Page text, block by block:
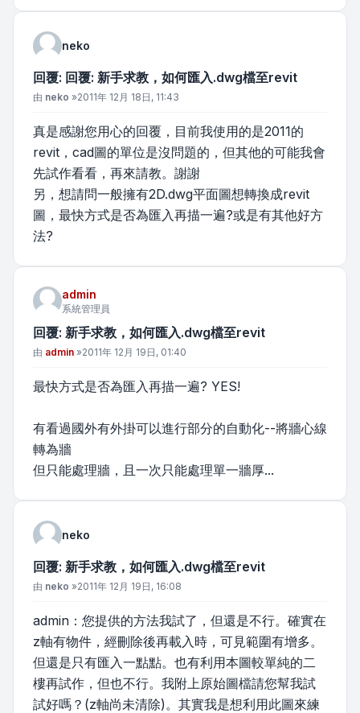
neko
回覆: 回覆: 新手求教，如何匯入.dwg檔至revit
文章
由 neko »2011年 12月 18日, 11:43
真是感謝您用心的回覆，目前我使用的是2011的
revit，cad圖的單位是沒問題的，但其他的可能我會
先試作看看，再來請教。謝謝
另，想請問一般擁有2D.dwg平面圖想轉換成revit
圖，最快方式是否為匯入再描一遍?或是有其他好方
法?
admin
系統管理員
回覆: 新手求教，如何匯入.dwg檔至revit
文章
由 admin »2011年 12月 19日, 01:40
最快方式是否為匯入再描一遍? YES!
有看過國外有外掛可以進行部分的自動化--將牆心線
轉為牆
但只能處理牆，且一次只能處理單一牆厚...
neko
回覆: 新手求教，如何匯入.dwg檔至revit
文章
由 neko »2011年 12月 19日, 16:08
admin：您提供的方法我試了，但還是不行。確實在
z軸有物件，經刪除後再載入時，可見範圍有增多。
但還是只有匯入一點點。也有利用本圖較單純的二
樓再試作，但也不行。我附上原始圖檔請您幫我試
試好嗎？(z軸尚未清除)。其實我是想利用此圖來練